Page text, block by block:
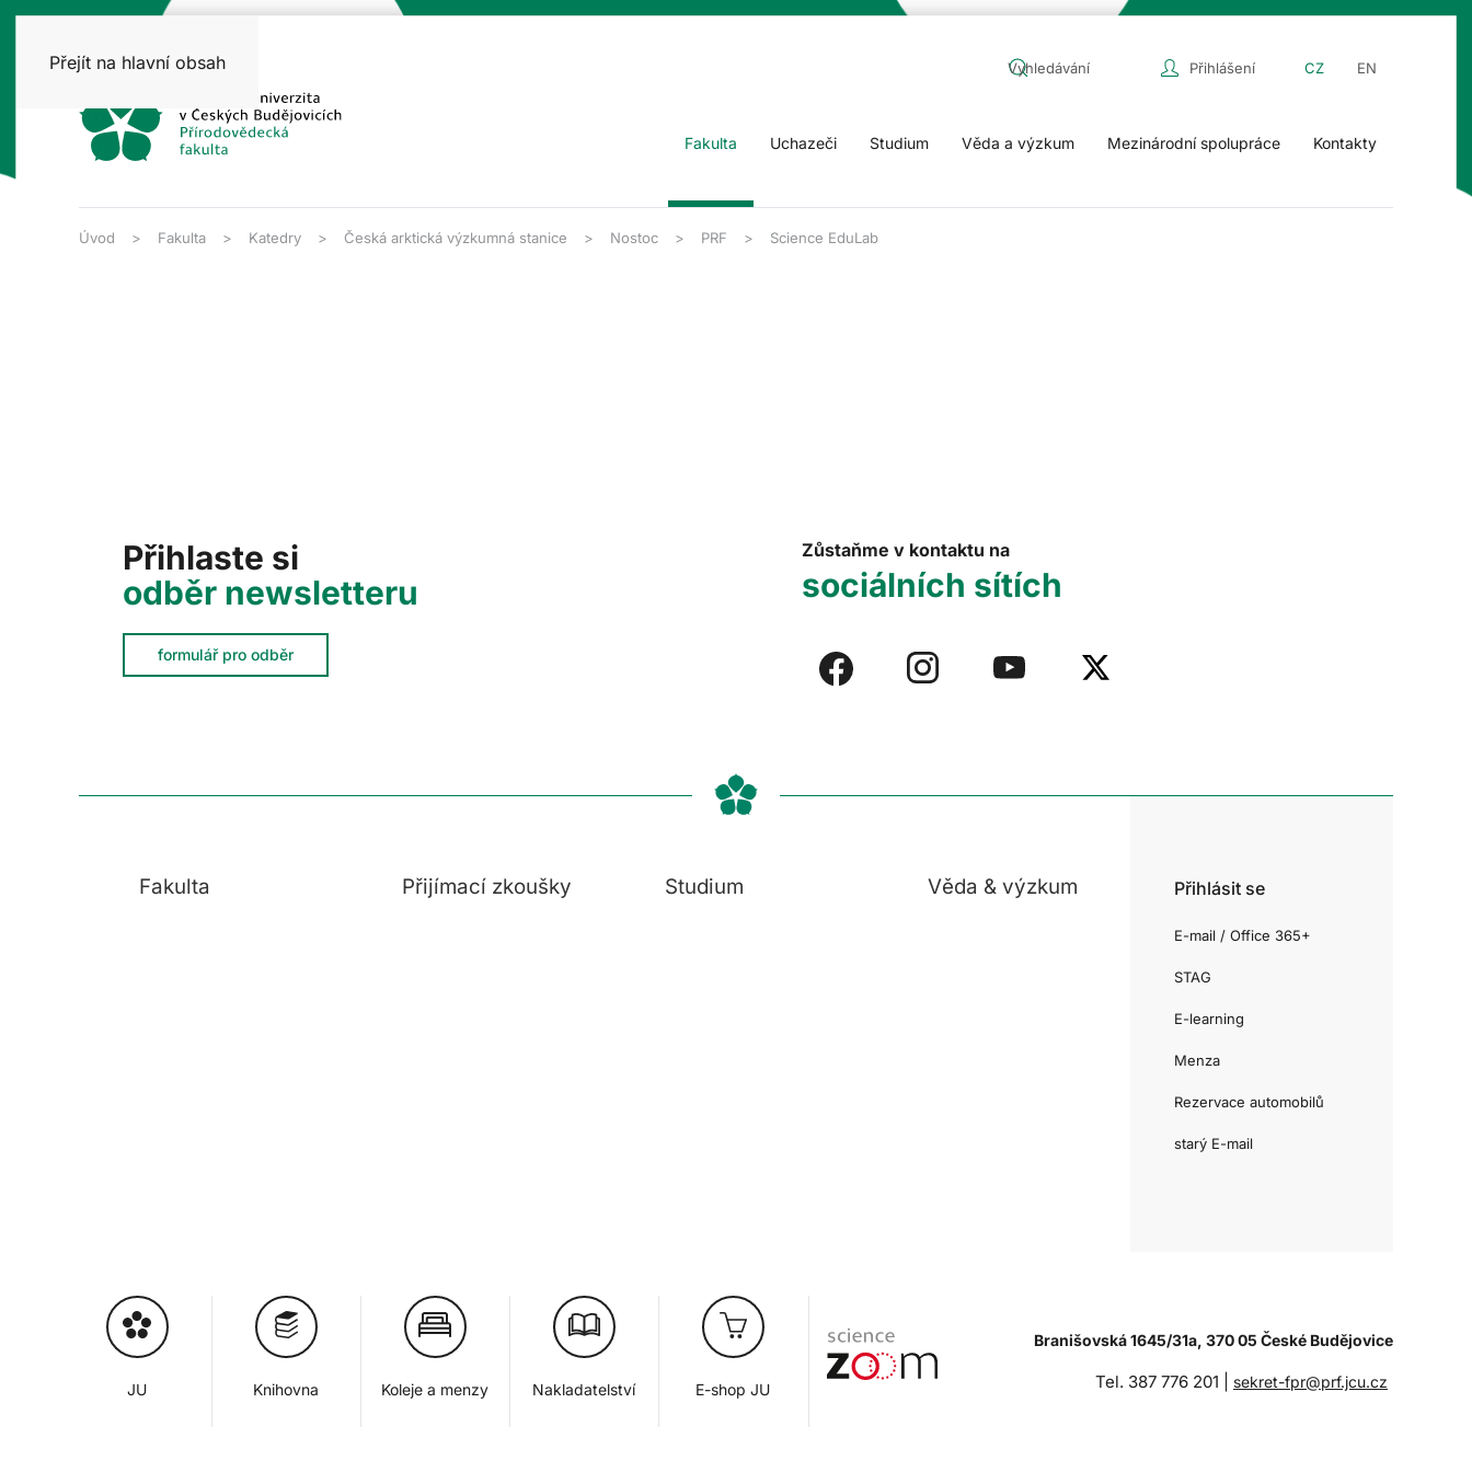
Přejít na hlavní obsah Přihlášení CZ EN
Fakulta Uchazeči Studium Věda a výzkum Mezinárodní spolupráce Kontakty
Úvod Fakulta Katedry Česká arktická výzkumná stanice Nostoc PRF Science EduLab
Přihlaste si
odběr newsletteru
formulář pro odběr
Zůstaňme v kontaktu na
sociálních sítích
Fakulta Přijímací zkoušky Studium Věda & výzkum Přihlásit se
E-mail / Office 365+
STAG
E-learning
Menza
Rezervace automobilů
starý E-mail
JU Knihovna Koleje a menzy Nakladatelství E-shop JU
Branišovská 1645/31a, 370 05 České Budějovice
Tel. 387 776 201 | sekret-fpr@prf.jcu.cz